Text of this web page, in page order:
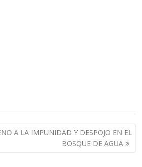
A LA IMPUNIDAD Y DESPOJO EN EL
BOSQUE DE AGUA